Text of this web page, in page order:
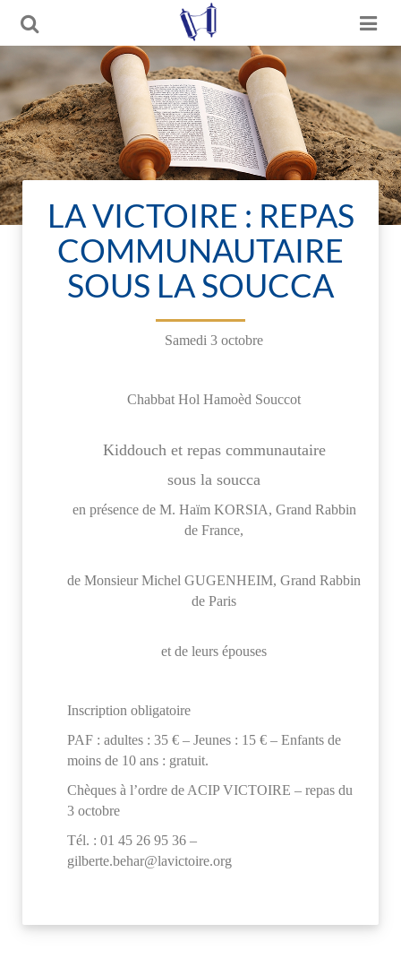
LA VICTOIRE : REPAS
COMMUNAUTAIRE
SOUS LA SOUCCA
Samedi 3 octobre
Chabbat Hol Hamoèd Souccot
Kiddouch et repas communautaire
sous la soucca
en présence de M. Haïm KORSIA, Grand Rabbin
de France,
de Monsieur Michel GUGENHEIM, Grand Rabbin
de Paris
et de leurs épouses
Inscription obligatoire
PAF : adultes : 35 € – Jeunes : 15 € – Enfants de
moins de 10 ans : gratuit.
Chèques à l’ordre de ACIP VICTOIRE – repas du
3 octobre
Tél. : 01 45 26 95 36 –
gilberte.behar@lavictoire.org